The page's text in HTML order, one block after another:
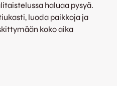
haluaa pysyä.
luoda paikkoja ja
koko aika